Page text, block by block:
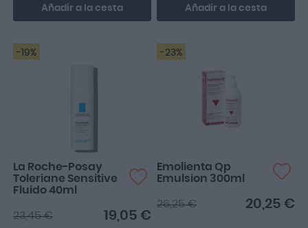
Añadir a la cesta Añadir a la cesta
-19%
La Roche-Posay
Toleriane Sensitive
Fluido 40ml
19,05 €
23,45 €
-23%
Emolienta Qp
Emulsion 300ml
20,25 €
26,25 €